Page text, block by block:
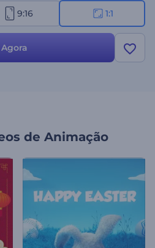
mensagens e crie uma
em poucos cliques. Ideal para
agora!
9:16 1:1
de Animação